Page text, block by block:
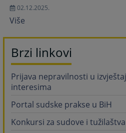
02.12.2025.
Više
Brzi linkovi
Prijava nepravilnosti u
interesima
Portal sudske prakse u BiH
Konkursi za sudove i tužilaštva